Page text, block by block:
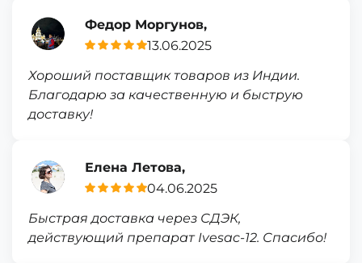
Федор Моргунов,
13.06.2025
Хороший поставщик товаров из Индии.
Благодарю за качественную и быструю
доставку!
Елена Летова,
04.06.2025
Быстрая доставка через СДЭК,
действующий препарат Ivesac-12. Спасибо!